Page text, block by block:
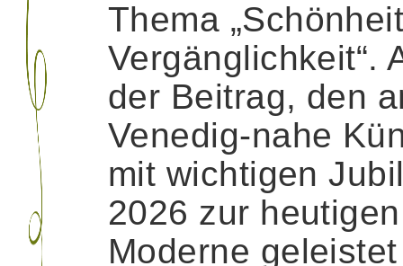
Thema
Vergänglichkeit“.
der Beitrag, den
Venedig-nahe
mit wichtigen
2026 zur heutigen
Moderne geleistet